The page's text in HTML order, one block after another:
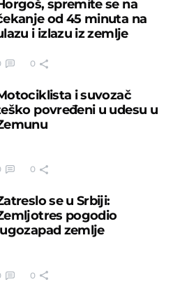
spremite se na
od 45 minuta na
i izlazu iz zemlje
0
i suvozač
povređeni u udesu u
0
se u Srbiji:
pogodio
zemlje
0